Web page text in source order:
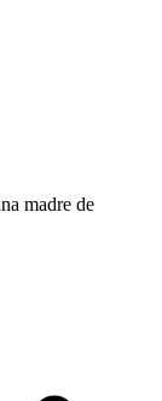
madre de